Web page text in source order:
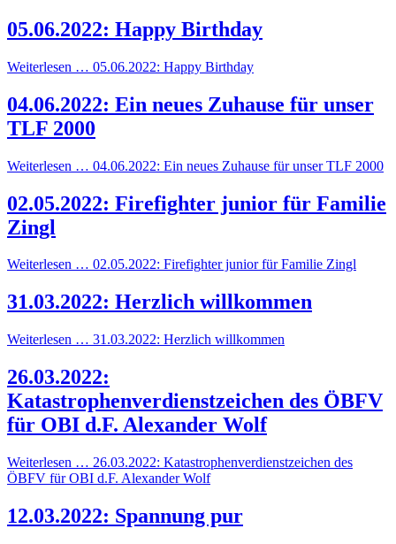
05.06.2022: Happy Birthday
Weiterlesen … 05.06.2022: Happy Birthday
04.06.2022: Ein neues Zuhause für unser
TLF 2000
Weiterlesen … 04.06.2022: Ein neues Zuhause für unser TLF 2000
02.05.2022: Firefighter junior für Familie
Zingl
Weiterlesen … 02.05.2022: Firefighter junior für Familie Zingl
31.03.2022: Herzlich willkommen
Weiterlesen … 31.03.2022: Herzlich willkommen
26.03.2022:
Katastrophenverdienstzeichen des ÖBFV
für OBI d.F. Alexander Wolf
Weiterlesen … 26.03.2022: Katastrophenverdienstzeichen des
ÖBFV für OBI d.F. Alexander Wolf
12.03.2022: Spannung pur